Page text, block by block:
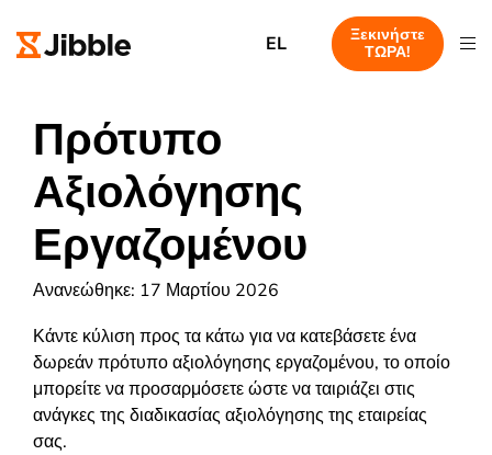
EL
Ξεκινήστε
ΤΩΡΑ!
Πρότυπο
Αξιολόγησης
Εργαζομένου
Ανανεώθηκε: 17 Μαρτίου 2026
Κάντε κύλιση προς τα κάτω για να κατεβάσετε ένα
δωρεάν πρότυπο αξιολόγησης εργαζομένου, το οποίο
μπορείτε να προσαρμόσετε ώστε να ταιριάζει στις
ανάγκες της διαδικασίας αξιολόγησης της εταιρείας
σας.